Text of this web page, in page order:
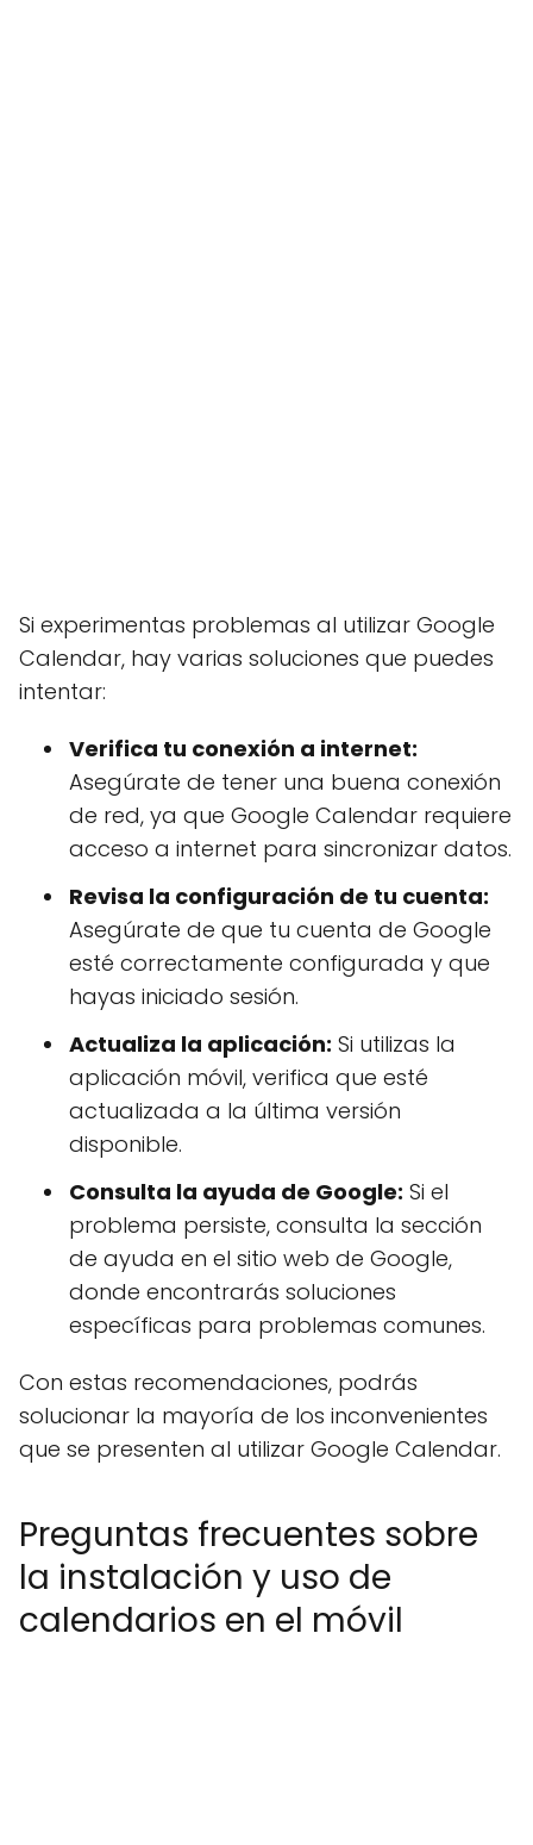
Si experimentas problemas al utilizar Google
Calendar, hay varias soluciones que puedes
intentar:
Verifica tu conexión a internet:
Asegúrate de tener una buena conexión
de red, ya que Google Calendar requiere
acceso a internet para sincronizar datos.
Revisa la configuración de tu cuenta:
Asegúrate de que tu cuenta de Google
esté correctamente configurada y que
hayas iniciado sesión.
Actualiza la aplicación: Si utilizas la
aplicación móvil, verifica que esté
actualizada a la última versión
disponible.
Consulta la ayuda de Google: Si el
problema persiste, consulta la sección
de ayuda en el sitio web de Google,
donde encontrarás soluciones
específicas para problemas comunes.
Con estas recomendaciones, podrás
solucionar la mayoría de los inconvenientes
que se presenten al utilizar Google Calendar.
Preguntas frecuentes sobre
la instalación y uso de
calendarios en el móvil